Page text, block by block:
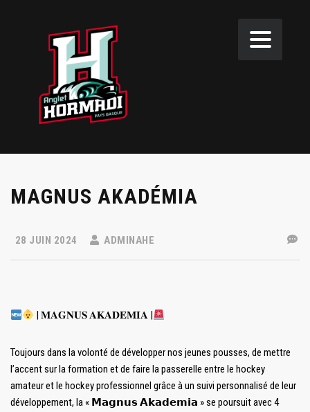
MAGNUS AKADÉMIA
28 JUIN 2024 ADMINAHE
| 𝐌𝐀𝐆𝐍𝐔𝐒 𝐀𝐊𝐀𝐃𝐄𝐌𝐈𝐀 |
Toujours dans la volonté de développer nos jeunes pousses, de mettre
l’accent sur la formation et de faire la passerelle entre le hockey
amateur et le hockey professionnel grâce à un suivi personnalisé de leur
développement, la « 𝗠𝗮𝗴𝗻𝘂𝘀 𝗔𝗸𝗮𝗱𝗲𝗺𝗶𝗮 » se poursuit avec 4